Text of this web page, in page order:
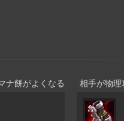
餅がよくなる 相手が物理